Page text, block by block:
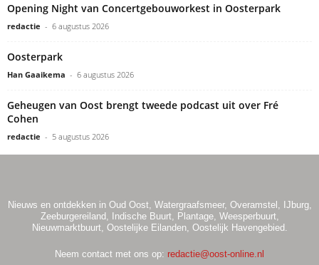
Opening Night van Concertgebouworkest in Oosterpark
redactie - 6 augustus 2026
Oosterpark
Han Gaaikema - 6 augustus 2026
Geheugen van Oost brengt tweede podcast uit over Fré
Cohen
redactie - 5 augustus 2026
Nieuws en ontdekken in Oud Oost, Watergraafsmeer, Overamstel, IJburg,
Zeeburgereiland, Indische Buurt, Plantage, Weesperbuurt,
Nieuwmarktbuurt, Oostelijke Eilanden, Oostelijk Havengebied.
Neem contact met ons op: redactie@oost-online.nl